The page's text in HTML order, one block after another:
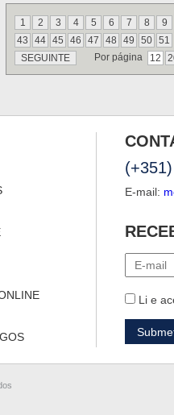
1 2 3 4 5 6 7 8
9
43
44 45 46 47 48 49 50 51
SEGUINTE
Por página 12
E-mail:
Li e